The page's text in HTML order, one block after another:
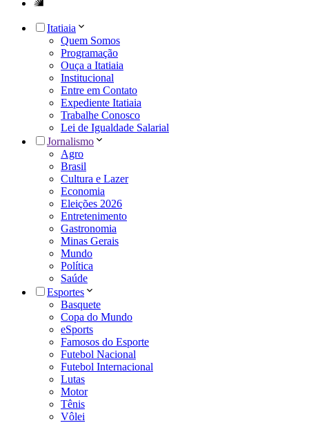
Itatiaia
Quem Somos
Programação
Ouça a Itatiaia
Institucional
Entre em Contato
Expediente Itatiaia
Trabalhe Conosco
Lei de Igualdade Salarial
Jornalismo
Agro
Brasil
Cultura e Lazer
Economia
Eleições 2026
Entretenimento
Gastronomia
Minas Gerais
Mundo
Política
Saúde
Esportes
Basquete
Copa do Mundo
eSports
Famosos do Esporte
Futebol Nacional
Futebol Internacional
Lutas
Motor
Tênis
Vôlei